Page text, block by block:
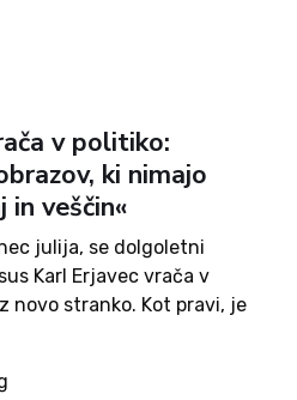
v politiko:
ki nimajo
in veščin«
julija, se dolgoletni
Karl Erjavec vrača v
novo stranko. Kot pravi, je
stranko, ki se ji bodo...